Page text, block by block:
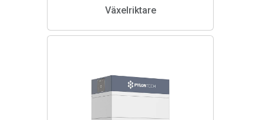
Växelriktare